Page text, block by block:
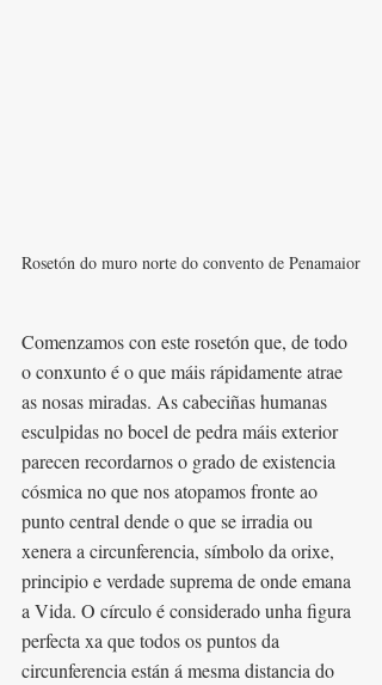
Rosetón do muro norte do convento de Penamaior
Comenzamos con este rosetón que, de todo
o conxunto é o que máis rápidamente atrae
as nosas miradas. As cabeciñas humanas
esculpidas no bocel de pedra máis exterior
parecen recordarnos o grado de existencia
cósmica no que nos atopamos fronte ao
punto central dende o que se irradia ou
xenera a circunferencia, símbolo da orixe,
principio e verdade suprema de onde emana
a Vida. O círculo é considerado unha figura
perfecta xa que todos os puntos da
circunferencia están á mesma distancia do